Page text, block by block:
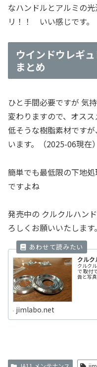
なハンドルとアルミの
リ！！ いい感じです。
ウインドウレギ
まとめ
ひと手間必要ですが 気
変わりますので、オス
低そうな樹脂素材です
います。（2025-06現在
簡単でも最低限の下地
ですよね
発売中の クルクルハン
ろしくお願いいたします。
クル
クルク
で 取付
告と写
能。（
jimlabo.net